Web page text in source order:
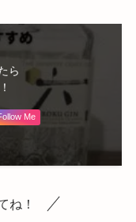
ら
Me
ね！